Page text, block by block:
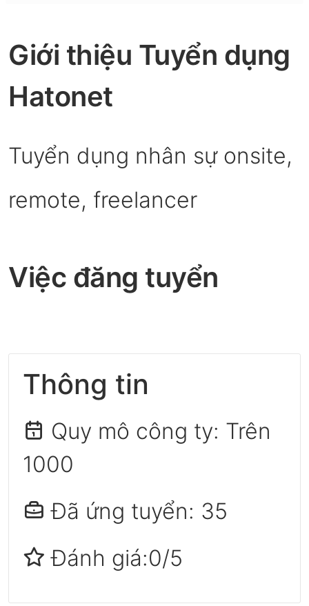
Giới thiệu Tuyển dụng
Hatonet
Tuyển dụng nhân sự onsite,
remote, freelancer
Việc đăng tuyển
Thông tin
Quy mô công ty: Trên
1000
Đã ứng tuyển: 35
Đánh giá:0/5